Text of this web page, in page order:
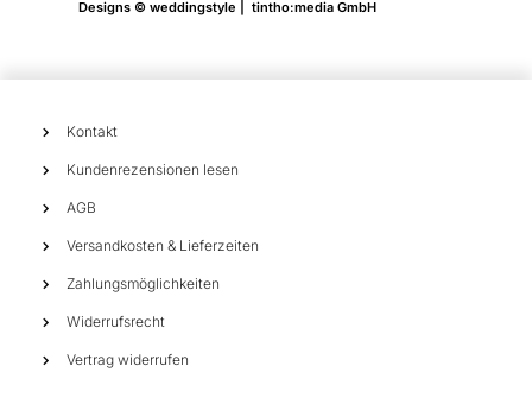
Designs © weddingstyle | tintho:media GmbH
Kontakt
Kundenrezensionen lesen
AGB
Versandkosten & Lieferzeiten
Zahlungsmöglichkeiten
Widerrufsrecht
Vertrag widerrufen